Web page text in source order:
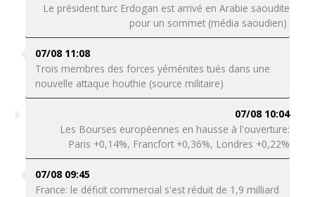
Le président turc Erdogan est arrivé en Arabie saoudite
pour un sommet (média saoudien)
07/08 11:08
Trois membres des forces yéménites tués dans une
nouvelle attaque houthie (source militaire)
07/08 10:04
Les Bourses européennes en hausse à l'ouverture:
Paris +0,14%, Francfort +0,36%, Londres +0,22%
07/08 09:45
France: le déficit commercial s'est réduit de 1,9 milliard